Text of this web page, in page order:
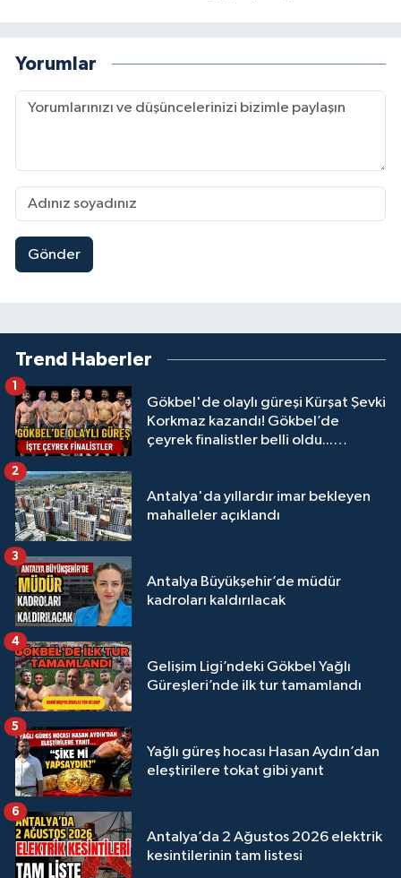
Yorumlar
Gönder
Trend Haberler
Gökbel'de olaylı güreşi Kürşat Şevki
Korkmaz kazandı! Gökbel’de
çeyrek finalistler belli oldu...
1
Antalya'da yıllardır imar bekleyen
mahalleler açıklandı
2
Antalya Büyükşehir’de müdür
kadroları kaldırılacak
3
Gelişim Ligi’ndeki Gökbel Yağlı
Güreşleri’nde ilk tur tamamlandı
4
Yağlı güreş hocası Hasan Aydın’dan
eleştirilere tokat gibi yanıt
5
Antalya’da 2 Ağustos 2026 elektrik
kesintilerinin tam listesi
6